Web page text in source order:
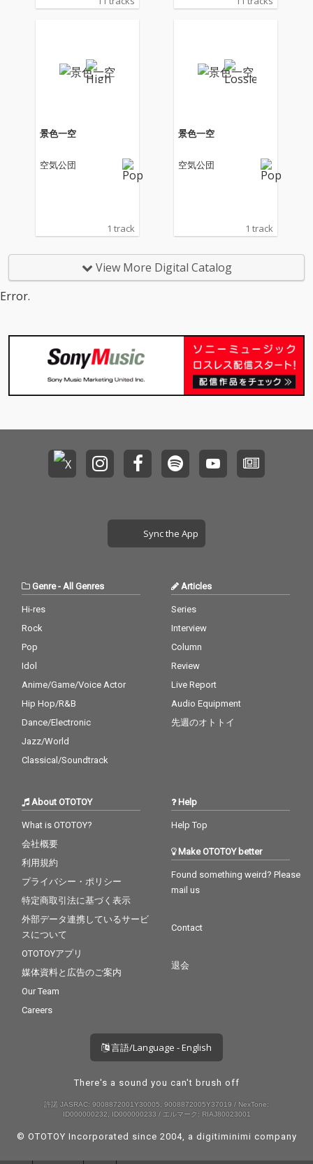
るアルバム。 アッパー
そして日常の大切さが
特に感じられ、音とな
るアルバム。 アッパー
そして日常の大切さが
特に感じられ、音とな
景色一空
空気公団
1 track
景色一空
空気公団
1 track
View More Digital Catalog
Error.
Sync the App
Genre- All Genres
Hi-res
Rock
Pop
Idol
Anime/Game/Voice Actor
Hip Hop/R&B
Dance/Electronic
Jazz/World
Classical/Soundtrack
Articles
Series
Interview
Column
Review
Live Report
Audio Equipment
先週のオトトイ
About OTOTOY
What is OTOTOY?
会社概要
利用規約
プライバシー・ポリシー
特定商取引法に基づく表示
外部データ連携しているサービ
スについて
OTOTOYアプリ
媒体資料と広告のご案内
Our Team
Careers
Help
Help Top
Make OTOTOY better
Found something weird? Please
mail us
Contact
退会
言語/Language - English
There's a sound you can't brush off
許諾 JASRAC: 9008872001Y30005, 9008872005Y37019 / NexTone:
ID000000232, ID000000233 / エルマーク: RIAJ80023001
© OTOTOY Incorporated since 2004, a digitiminimi company